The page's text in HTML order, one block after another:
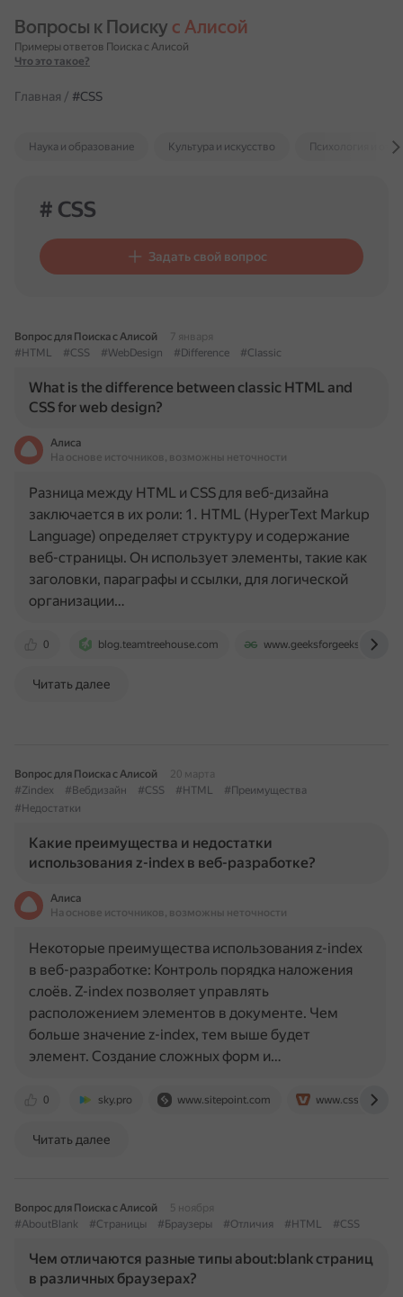
Вопросы к Поиску с Алисой
Примеры ответов Поиска с Алисой
Что это такое?
Главная / #CSS
Наука и образование Культура и искусство Психология и
# CSS
Задать свой вопрос
Вопрос для Поиска с Алисой
7 января
#HTML
#CSS #WebDesign #Difference #Classic
What is the difference between classic HTML and
CSS for web design?
Алиса
На основе источников, возможны неточности
0 blog.teamtreehouse.com www.geeksforgeeks.org
Разница между HTML и CSS для веб-дизайна
заключается в их роли: 1. HTML (HyperText Markup
Language) определяет структуру и содержание
веб-страницы. Он использует элементы, такие как
заголовки, параграфы и ссылки, для логической
организации…
Читать далее
Вопрос для Поиска с Алисой
20 марта
#Zindex
#Вебдизайн #CSS #HTML
#Преимущества
#Недостатки
Какие преимущества и недостатки
использования z-index в веб-разработке?
Алиса
На основе источников, возможны неточности
0 sky.pro www.sitepoint.com www.css-tricks.ru
Некоторые преимущества использования z-index
в веб-разработке: Контроль порядка наложения
слоёв. Z-index позволяет управлять
расположением элементов в документе. Чем
больше значение z-index, тем выше будет
элемент. Создание сложных форм и…
Читать далее
Вопрос для Поиска с Алисой
5 ноября
#AboutBlank
#Страницы #Браузеры #Отличия #HTML #CSS
Чем отличаются разные типы about:blank страниц
в различных браузерах?